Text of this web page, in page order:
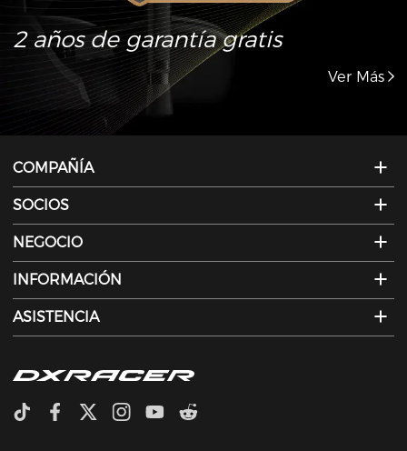
2 años de garantía gratis
Ver Más
COMPAÑÍA
SOCIOS
NEGOCIO
INFORMACIÓN
ASISTENCIA